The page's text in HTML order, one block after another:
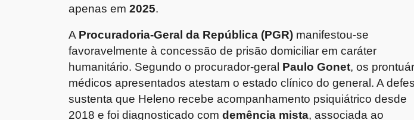
apenas em2025.
A Procuradoria-Geral da República (PGR) manifestou-se
favoravelmente à concessão de prisão domiciliar em caráter
humanitário. Segundo o procurador-geral Paulo Gonet, os
médicos apresentados atestam o estado clínico do general. A
sustenta que Heleno recebe acompanhamento psiquiátrico desde
2018 e foi diagnosticado comdemência mista, associada ao